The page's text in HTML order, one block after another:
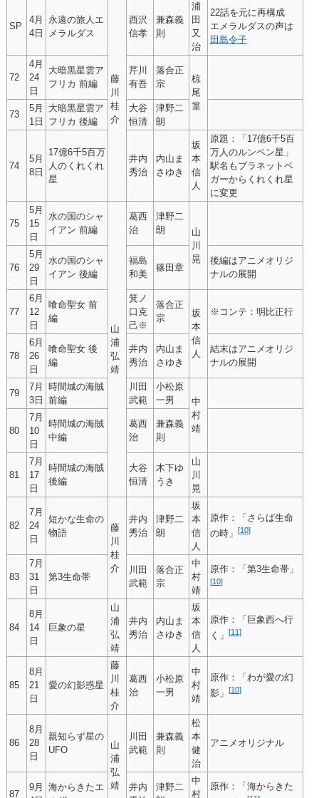
SP
4月
4日
永遠の旅人エ
メラルダス
藤
川
桂
介
西沢
信孝
兼森義
則
浦
田
又
治
22話を元に再構成
エメラルダスの声は
田島令子
72
4月
24
日
大暗黒星雲ア
フリカ 前編
芹川
有吾
落合正
宗
椋
尾
篁
73
5月
1日
大暗黒星雲ア
フリカ 後編
大谷
恒清
津野二
朗
74
5月
8日
17億6千5百万
人のくれくれ
星
井内
秀治
内山ま
さゆき
坂
本
信
人
原題：「17億6千5百
万人のルンペン星」
駅名もプラネットベ
ガーからくれくれ星
に変更
75
5月
15
日
水の国のシャ
イアン 前編
山
浦
弘
靖
葛西
治
津野二
朗
山
川
晃
76
5月
29
日
水の国のシャ
イアン 後編
福島
和美
篠田章
後編はアニメオリジ
ナルの展開
77
6月
12
日
喰命聖女 前
編
箕ノ
口克
己※
落合正
宗
坂
本
信
人
※コンテ：明比正行
78
6月
26
日
喰命聖女 後
編
井内
秀治
内山ま
さゆき
結末はアニメオリジ
ナルの展開
79
7月
3日
時間城の海賊
前編
川田
武範
小松原
一男
中
村
靖
80
7月
10
日
時間城の海賊
中編
葛西
治
兼森義
則
81
7月
17
日
時間城の海賊
後編
大谷
恒清
木下ゆ
うき
山
川
晃
82
7月
24
日
短かな生命の
物語
藤
川
桂
介
井内
秀治
津野二
朗
坂
本
信
人
原作：「さらば生命
の時」 [10]
83
7月
31
日
第3生命帯
川田
武範
落合正
宗
中
村
靖
原作：「第3生命帯」
[10]
84
8月
14
日
巨象の星
山
浦
弘
靖
井内
秀治
内山ま
さゆき
坂
本
信
人
原作：「巨象西へ行
く」 [11]
85
8月
21
日
愛の幻影惑星
藤
川
桂
介
葛西
治
小松原
一男
中
村
靖
原作：「わが愛の幻
影」 [10]
86
8月
28
日
親知らず星の
UFO
山
浦
弘
靖
川田
武範
兼森義
則
松
本
健
治
アニメオリジナル
87
9月
海からきたエ
井内
津野二
中
村
原作：「海からきた